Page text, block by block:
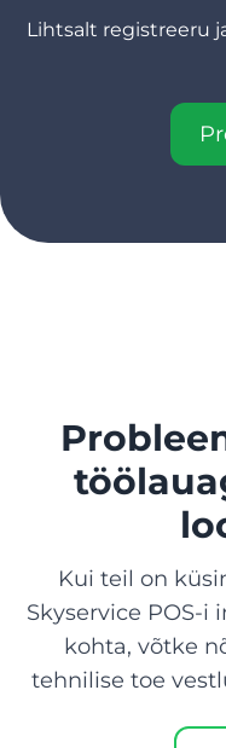
Lihtsalt registreeru
Kui teil on
Skyservice POS-i
kohta, võtke
tehnilise toe